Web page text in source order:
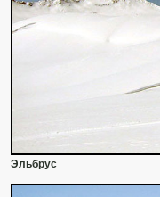
Эльбрус